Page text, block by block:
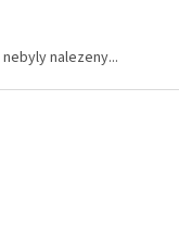
nebyly nalezeny...